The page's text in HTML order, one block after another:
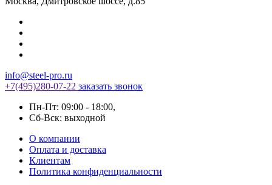
info@steel-pro.ru
+7(495)280-07-22 заказать звонок
Пн-Пт: 09:00 - 18:00,
Cб-Вск: выходной
О компании
Оплата и доставка
Клиентам
Политика конфиденциальности